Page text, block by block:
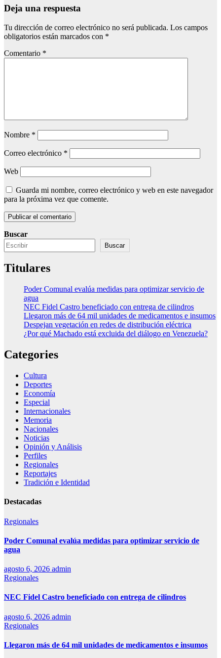
Deja una respuesta
Tu dirección de correo electrónico no será publicada. Los campos
obligatorios están marcados con *
Comentario *
Nombre *
Correo electrónico *
Web
Guarda mi nombre, correo electrónico y web en este navegador
para la próxima vez que comente.
Buscar
Buscar
Titulares
Poder Comunal evalúa medidas para optimizar servicio de
agua
NEC Fidel Castro beneficiado con entrega de cilindros
Llegaron más de 64 mil unidades de medicamentos e insumos
Despejan vegetación en redes de distribución eléctrica
¿Por qué Machado está excluida del diálogo en Venezuela?
Categories
Cultura
Deportes
Economía
Especial
Internacionales
Memoria
Nacionales
Noticias
Opinión y Análisis
Perfiles
Regionales
Reportajes
Tradición e Identidad
Destacadas
Regionales
Poder Comunal evalúa medidas para optimizar servicio de
agua
agosto 6, 2026 admin
Regionales
NEC Fidel Castro beneficiado con entrega de cilindros
agosto 6, 2026 admin
Regionales
Llegaron más de 64 mil unidades de medicamentos e insumos